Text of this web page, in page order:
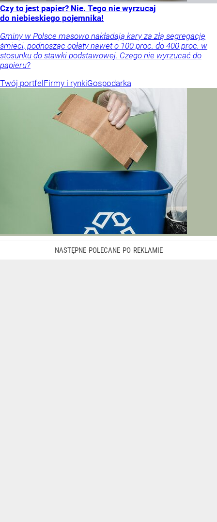
Czy to jest papier? Nie. Tego nie wyrzucaj
do niebieskiego pojemnika!
Gminy w Polsce masowo nakładają kary za złą segregację
śmieci, podnosząc opłaty nawet o 100 proc. do 400 proc. w
stosunku do stawki podstawowej. Czego nie wyrzucać do
papieru?
Twój portfel Firmy i rynkiGospodarka